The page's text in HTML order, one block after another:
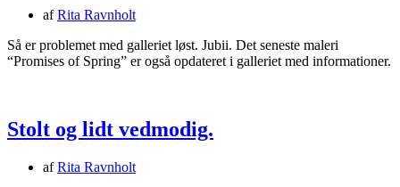
afRita Ravnholt
Så er problemet med galleriet løst. Jubii. Det seneste maleri
“Promises of Spring” er også opdateret i galleriet med informationer.
Stolt og lidt vedmodig.
afRita Ravnholt